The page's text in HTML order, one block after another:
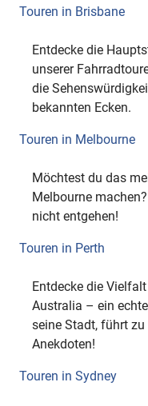
Touren in Brisbane
Entdecke die
unserer
die
bekannten Ecken.
Touren in Melbourne
Möchtest du das
Melbourne
nicht entgehen!
Touren in Perth
Entdecke die
Australia – ein
seine Stadt, führt
Anekdoten!
Touren in Sydney